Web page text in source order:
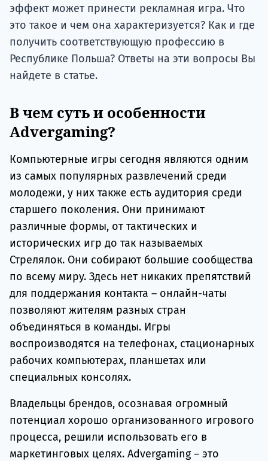
эффект может принести рекламная игра. Что
это такое и чем она характеризуется? Как и где
получить соответствующую профессию в
Республике Польша? Ответы на эти вопросы Вы
найдете в статье.
В чем суть и особенности
Advergaming?
Компьютерные игры сегодня являются одним
из самых популярных развлечений среди
молодежи, у них также есть аудитория среди
старшего поколения. Они принимают
различные формы, от тактических и
исторических игр до так называемых
Стрелялок. Они собирают большие сообщества
по всему миру. Здесь нет никаких препятствий
для поддержания контакта – онлайн-чаты
позволяют жителям разных стран
объединяться в команды. Игры
воспроизводятся на телефонах, стационарных
рабочих компьютерах, планшетах или
специальных консолях.
Владельцы брендов, осознавая огромный
потенциал хорошо организованного игрового
процесса, решили использовать его в
маркетинговых целях. Advergaming – это